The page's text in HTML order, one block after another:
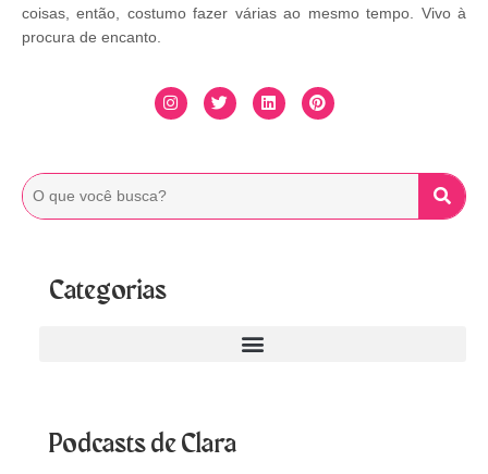
coisas, então, costumo fazer várias ao mesmo tempo. Vivo à
procura de encanto.
Categorias
Podcasts de Clara